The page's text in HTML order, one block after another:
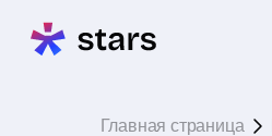
Главная страница